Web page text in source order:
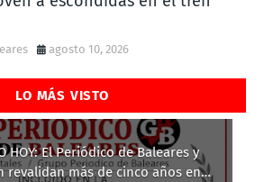
agosto 10, 2026
LO MÁS VISTO
HOY: El Periódico de Baleares y
revalidan más de cinco años en